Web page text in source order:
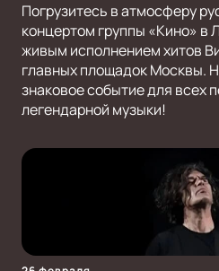
Погрузитесь в атмосферу
концертом группы «Кино» в
живым исполнением хитов
главных площадок Москвы.
знаковое событие для всех
легендарной музыки!